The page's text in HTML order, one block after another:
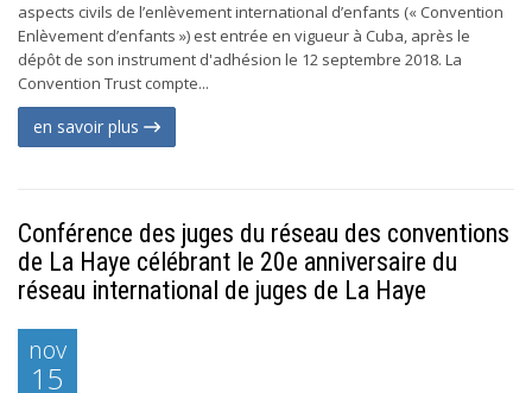
aspects civils de l’enlèvement international d’enfants (« Convention
Enlèvement d’enfants ») est entrée en vigueur à Cuba, après le
dépôt de son instrument d'adhésion le 12 septembre 2018. La
Convention Trust compte...
en savoir plus
Conférence des juges du réseau des conventions
de La Haye célébrant le 20e anniversaire du
réseau international de juges de La Haye
nov
15